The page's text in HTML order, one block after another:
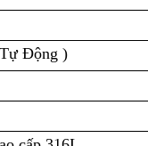
Động )